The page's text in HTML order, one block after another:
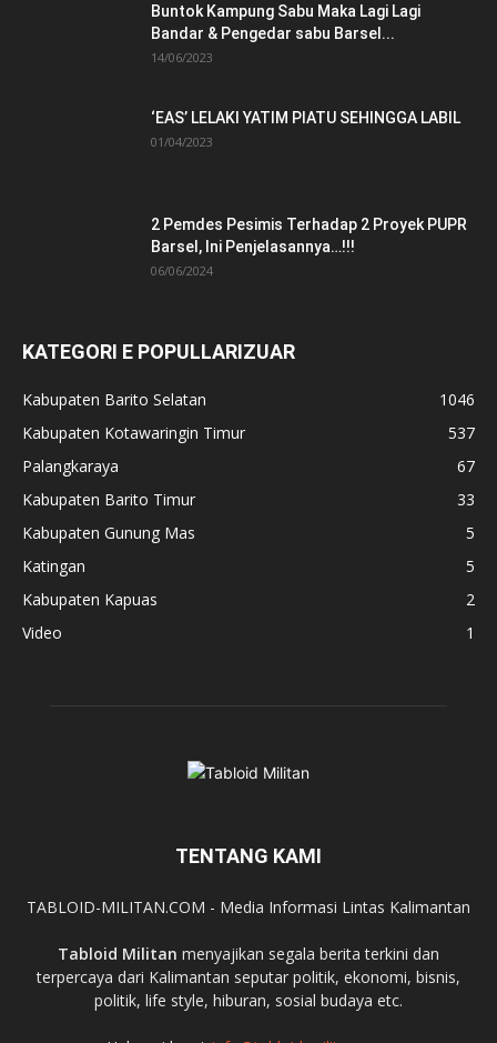
Buntok Kampung Sabu Maka Lagi Lagi
Bandar & Pengedar sabu Barsel...
14/06/2023
‘EAS’ LELAKI YATIM PIATU SEHINGGA LABIL
01/04/2023
2 Pemdes Pesimis Terhadap 2 Proyek PUPR
Barsel, Ini Penjelasannya…!!!
06/06/2024
KATEGORI E POPULLARIZUAR
Kabupaten Barito Selatan
1046
Kabupaten Kotawaringin Timur
537
Palangkaraya
67
Kabupaten Barito Timur
33
Kabupaten Gunung Mas
5
Katingan
5
Kabupaten Kapuas
2
Video
1
TENTANG KAMI
TABLOID-MILITAN.COM - Media Informasi Lintas Kalimantan
Tabloid Militan menyajikan segala berita terkini dan
terpercaya dari Kalimantan seputar politik, ekonomi, bisnis,
politik, life style, hiburan, sosial budaya etc.